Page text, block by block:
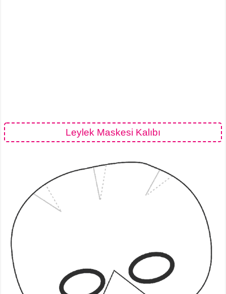
Leylek Maskesi Kalıbı